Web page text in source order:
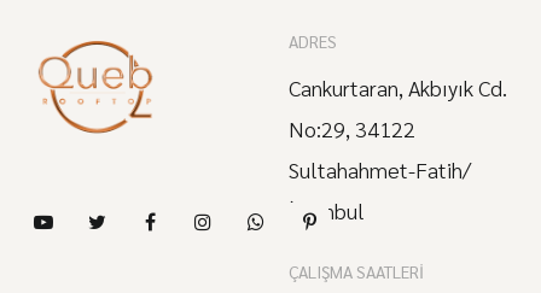
ADRES
Cankurtaran, Akbıyık Cd.
No:29, 34122
Sultahahmet-Fatih/
İstanbul
ÇALIŞMA SAATLERI